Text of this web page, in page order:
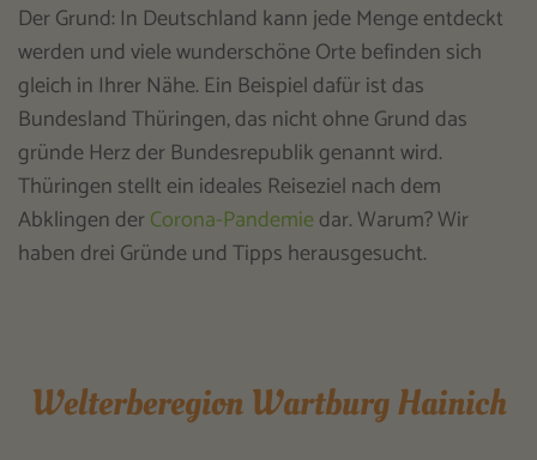
Der Grund: In Deutschland kann jede Menge entdeckt
werden und viele wunderschöne Orte befinden sich
gleich in Ihrer Nähe. Ein Beispiel dafür ist das
Bundesland Thüringen, das nicht ohne Grund das
gründe Herz der Bundesrepublik genannt wird.
Thüringen stellt ein ideales Reiseziel nach dem
Abklingen der Corona-Pandemiedar. Warum? Wir
haben drei Gründe und Tipps herausgesucht.
Welterberegion Wartburg Hainich